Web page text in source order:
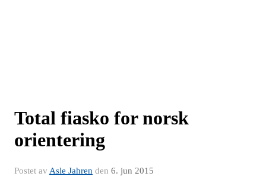
Total fiasko for norsk
orientering
Postet av Asle Jahren den 6. jun 2015